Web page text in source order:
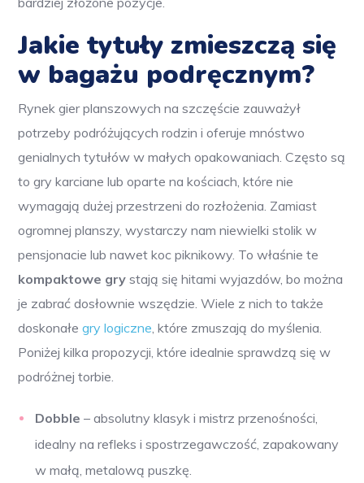
Jakie tytuły zmieszczą się
w bagażu podręcznym?
Rynek gier planszowych na szczęście zauważył
potrzeby podróżujących rodzin i oferuje mnóstwo
genialnych tytułów w małych opakowaniach. Często są
to gry karciane lub oparte na kościach, które nie
wymagają dużej przestrzeni do rozłożenia. Zamiast
ogromnej planszy, wystarczy nam niewielki stolik w
pensjonacie lub nawet koc piknikowy. To właśnie te
kompaktowe gry stają się hitami wyjazdów, bo można
je zabrać dosłownie wszędzie. Wiele z nich to także
doskonałegry logiczne , które zmuszają do myślenia.
Poniżej kilka propozycji, które idealnie sprawdzą się w
podróżnej torbie.
Dobble – absolutny klasyk i mistrz przenośności,
idealny na refleks i spostrzegawczość, zapakowany
w małą, metalową puszkę.